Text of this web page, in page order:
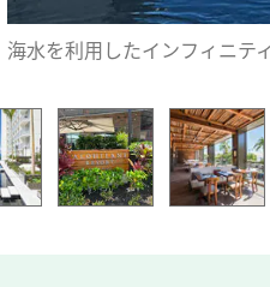
海水を利用したインフィニテ